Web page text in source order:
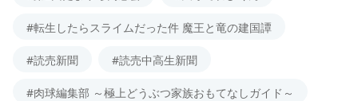
#転生したらスライムだった件 魔王と竜の建国譚
#読売新聞 #読売中高生新聞
#肉球編集部 ～極上どうぶつ家族おもてなしガイド～